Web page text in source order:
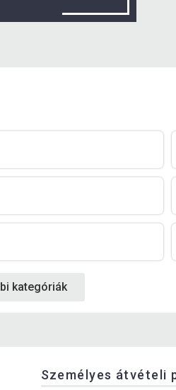
kategóriák
Személyes átvételi